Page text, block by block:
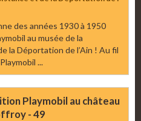
des années 1930 à 1950
au musée de la
la Déportation de l’Ain ! Au fil
...
Playmobil au château
- 49